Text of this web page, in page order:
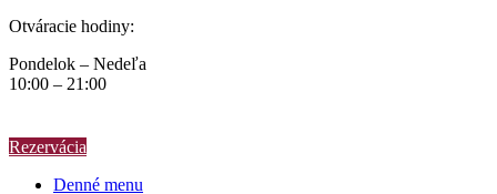
Otváracie hodiny:
Pondelok – Nedeľa
10:00 – 21:00
Rezervácia
Denné menu